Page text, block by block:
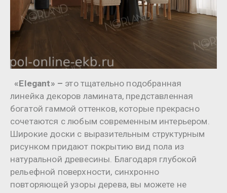
«Elegant» – это тщательно подобранная
линейка декоров ламината, представленная
богатой гаммой оттенков, которые прекрасно
сочетаются с любым современным интерьером.
Широкие доски с выразительным структурным
рисунком придают покрытию вид пола из
натуральной древесины. Благодаря глубокой
рельефной поверхности, синхронно
повторяющей узоры дерева, вы можете не